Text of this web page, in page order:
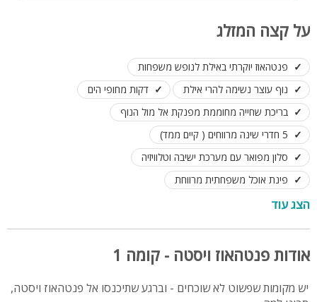
על קצה המזלג
פנטהאוז יוקרתי באילת לנופש משפחות
נוף עוצר נשימה להרי אילת
דקות מחופי הים
בריכת שחייה מחוממת מפנקת אל מול הנוף
5 חדרי שינה מרווחים ( קיים ממד)
סלון מפואר עם מערכת ישיבה וטלוויזיה
פינת אוכל משפחתית מרווחת
מטבח מאובזר קומפלט עד לפרט האחרוןהצג עוד
אודות פנטהאוז ויסטה - קומה 1
יש מקומות שפשוט לא שוכחים - וברגע שתיכנסו אל פנטהאוז ויסטה,